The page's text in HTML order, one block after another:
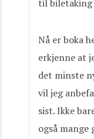
til biletaking
Nå er boka
erkjenne at
det minste
vil jeg
sist. Ikke
også